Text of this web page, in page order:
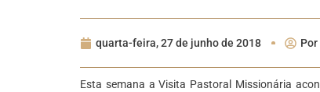
quarta-feira, 27 de junho de 2018 Por
Esta semana a Visita Pastoral Missionária